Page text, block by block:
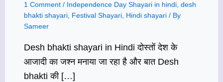
1 Comment / Independence Day Shayari in hindi,desh
bhakti shayari, Festival Shayari, Hindi shayari / By
Sameer
Desh bhakti shayari in Hindi दोस्तों देश के
आजादी का जश्न मनाया जा रहा है और बात Desh
bhakti की […]